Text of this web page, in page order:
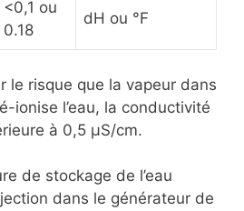
<0,1 ou
0.18
dH ou °F
le risque que la vapeur dans
ionise l’eau, la conductivité
à 0,5 µS/cm.
de stockage de l’eau
dans le générateur de